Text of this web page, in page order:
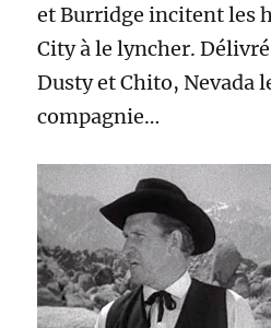
et Burridge incitent les
City à le lyncher.
Dusty et Chito, Nevada
compagnie…